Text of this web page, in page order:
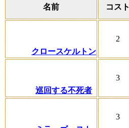
名前 コスト
クロースケルトン
2
巡回する不死者
3
3